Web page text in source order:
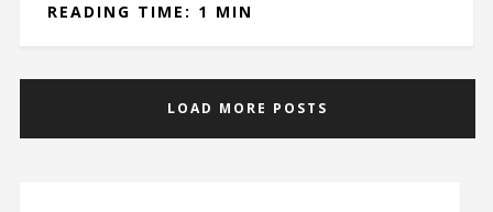
READING TIME: 1 MIN
LOAD MORE POSTS